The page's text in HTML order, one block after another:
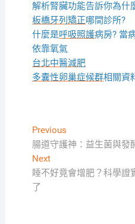
解析腎臟功能告訴你為什
板橋牙列矯正哪間診所?
什麼是呼吸照護病房? 當
依靠氧氣
台北中醫減肥
多囊性卵巢症候群相關資
文
章
導
覽
PreviousPrevious
post:
腸道守護神：益生菌與發
NextNext
post:
睡不好竟會增肥？科學證
了